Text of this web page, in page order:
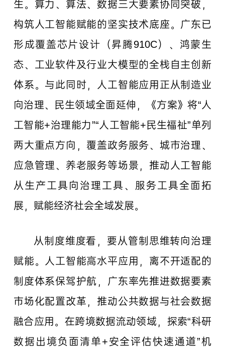
生。算力、算法、数据三大要素协同突破，
构筑人工智能赋能的坚实技术底座。广东已
形成覆盖芯片设计（昇腾910C）、鸿蒙生
态、工业软件及行业大模型的全栈自主创新
体系。与此同时，人工智能应用正从制造业
向治理、民生领域全面延伸，《方案》将“人
工智能+治理能力”“人工智能+民生福祉”单列
两大重点方向，覆盖政务服务、城市治理、
应急管理、养老服务等场景，推动人工智能
从生产工具向治理工具、服务工具全面拓
展，赋能经济社会全域发展。
从制度维度看，要从管制思维转向治理
赋能。人工智能高水平应用，离不开适配的
制度体系保驾护航，广东率先推进数据要素
市场化配置改革，推动公共数据与社会数据
融合应用。在跨境数据流动领域，探索“科研
数据出境负面清单+安全评估快速通道”机